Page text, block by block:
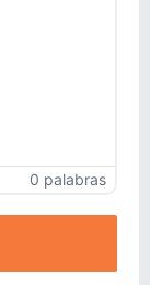
0 palabras